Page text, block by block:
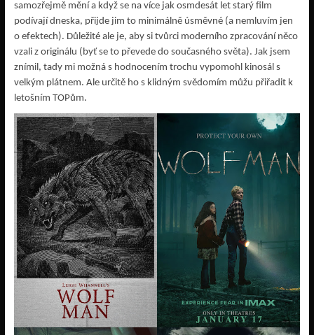
samozřejmě mění a když se na více jak osmdesát let starý film
podívají dneska, přijde jim to minimálně úsměvné (a nemluvím jen
o efektech). Důležité ale je, aby si tvůrci moderního zpracování něco
vzali z originálu (byť se to převede do současného světa). Jak jsem
znímil, tady mi možná s hodnocením trochu vypomohl kinosál s
velkým plátnem. Ale určitě ho s klidným svědomím můžu přiřadit k
letošním TOPům.